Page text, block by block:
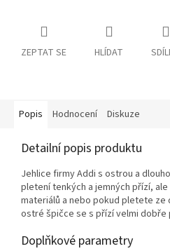
ZEPTAT SE HLÍDAT
Popis Hodnocení Diskuze
Detailní popis produktu
Jehlice firmy Addi s ostrou a
pletení tenkých a jemných přízí,
materiálů a nebo pokud pletete ze
ostré špičce se s přízí velmi dobře
Doplňkové parametry